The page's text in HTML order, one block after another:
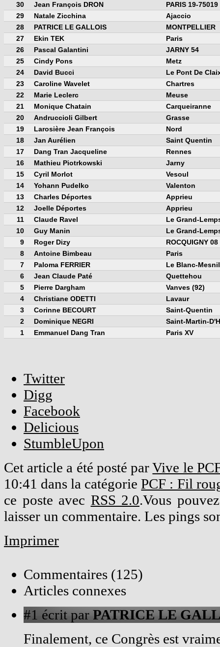
30
Jean François DRON
PARIS 19-75019
29
Natale Zicchina
Ajaccio
28
PATRICE LE GALLOIS
MONTPELLIER
27
Ekin TEK
Paris
26
Pascal Galantini
JARNY 54
25
Cindy Pons
Metz
24
David Bucci
Le Pont De
23
Caroline Wavelet
Chartres
22
Marie Leclerc
Meuse
21
Monique Chatain
Carqueiranne
20
Andruccioli Gilbert
Grasse
19
Larosière Jean François
Nord
18
Jan Aurélien
Saint Quentin
17
Dang Tran Jacqueline
Rennes
16
Mathieu Piotrkowski
Jarny
15
Cyril Morlot
Vesoul
14
Yohann Pudelko
Valenton
13
Charles Déportes
Apprieu
12
Joelle Déportes
Apprieu
11
Claude Ravel
Le Grand-
10
Guy Manin
Le Grand-
9
Roger Dizy
ROCQUIGNY 08
8
Antoine Bimbeau
Paris
7
Paloma FERRIER
Le Blanc-
6
Jean Claude Paté
Quettehou
5
Pierre Dargham
Vanves (92)
4
Christiane ODETTI
Lavaur
3
Corinne BECOURT
Saint-Quentin
2
Dominique NEGRI
Saint-Martin-
1
Emmanuel Dang Tran Paris XV
Twitter
Digg
Facebook
Delicious
StumbleUpon
Cet article a été posté parVive le
10:41 dans la catégoriePCF : Fil
ce poste avec RSS 2.0.Vous
laisser un commentaire. Les pings
Imprimer
Commentaires (125)
Articles connexes
#1 écrit parPATRICE LE
Finalement, ce Congrès est